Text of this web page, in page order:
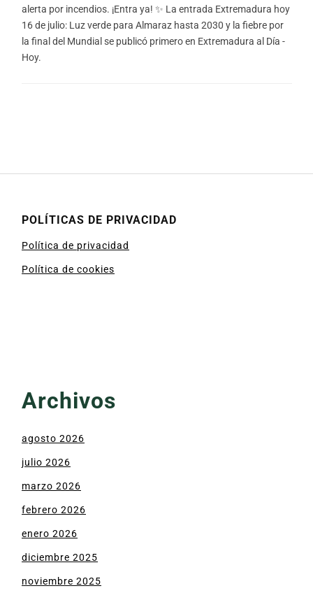
alerta por incendios. ¡Entra ya! ✨ La entrada Extremadura hoy
16 de julio: Luz verde para Almaraz hasta 2030 y la fiebre por
la final del Mundial se publicó primero en Extremadura al Día -
Hoy.
POLÍTICAS DE PRIVACIDAD
Política de privacidad
Política de cookies
Archivos
agosto 2026
julio 2026
marzo 2026
febrero 2026
enero 2026
diciembre 2025
noviembre 2025